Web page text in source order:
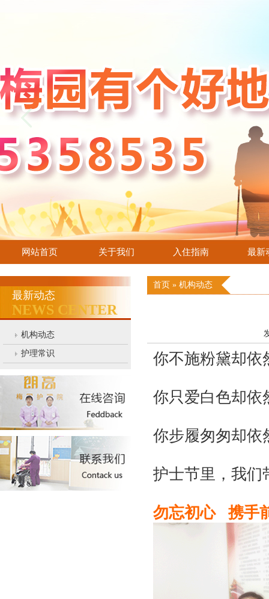
网站首页 关于我们 入住指南 最新
最新动态
NEWS CENTER
机构动态
护理常识
首页 » 机构动态
你不施粉黛却
你只爱白色却依
你步履匆匆却依
护士节里，我们
勿忘初心 携手